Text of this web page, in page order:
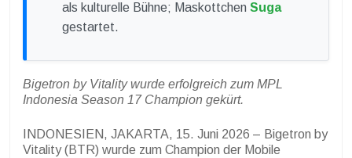
als kulturelle Bühne; Maskottchen Suga
gestartet.
Bigetron by Vitality wurde erfolgreich zum MPL
Indonesia Season 17 Champion gekürt.
INDONESIEN, JAKARTA, 15. Juni 2026 – Bigetron by
Vitality (BTR) wurde zum Champion der Mobile